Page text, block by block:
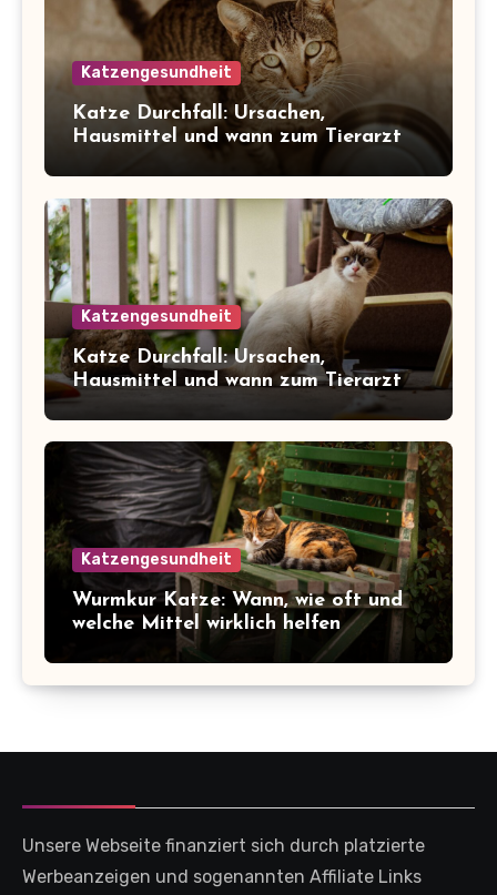
Katzengesundheit
Katze Durchfall: Ursachen,
Hausmittel und wann zum Tierarzt
Katzengesundheit
Katze Durchfall: Ursachen,
Hausmittel und wann zum Tierarzt
Katzengesundheit
Wurmkur Katze: Wann, wie oft und
welche Mittel wirklich helfen
Unsere Webseite finanziert sich durch platzierte
Werbeanzeigen und sogenannten Affiliate Links